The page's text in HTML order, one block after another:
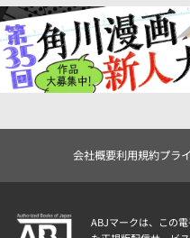
会社概要利用規約プラ
ABJマークは、この